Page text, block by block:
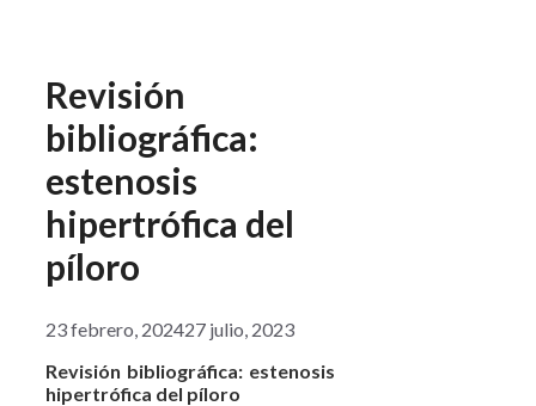
Revisión
bibliográfica:
estenosis
hipertrófica del
píloro
23 febrero, 202427 julio, 2023
Revisión bibliográfica: estenosis
hipertrófica del píloro